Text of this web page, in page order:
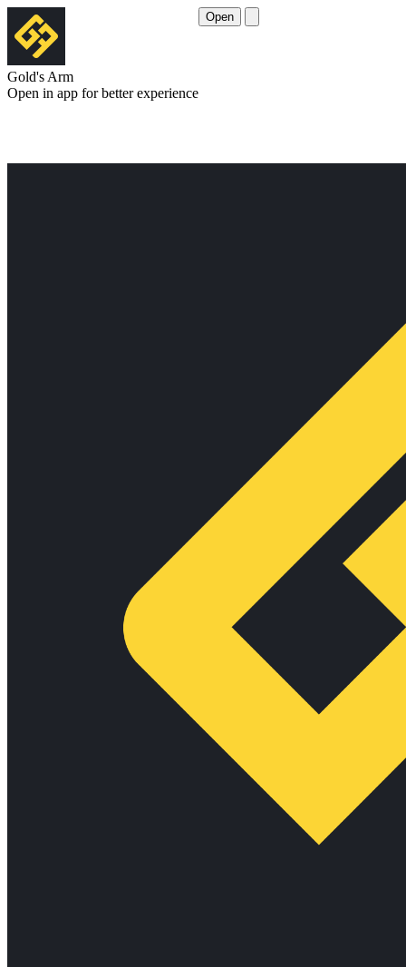
Gold's Arm
Open in app for better experience
Open